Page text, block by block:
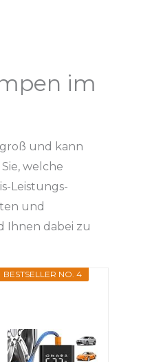
im
und kann
welche
Leistungs-
und
Ihnen dabei zu
BESTSELLER NO. 4